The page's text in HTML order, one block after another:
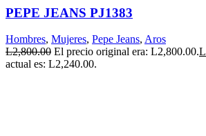
PEPE JEANS PJ1383
Hombres, Mujeres, Pepe Jeans, Aros
L2,800.00 El precio original era: L2,800.00.L
actual es: L2,240.00.